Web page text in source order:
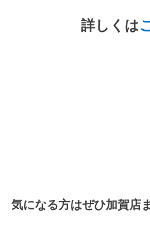
詳しくは
気になる方はぜひ加賀店